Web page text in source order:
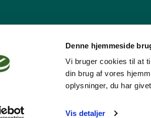
Denne hjemmeside
Vi bruger cookies til at
din brug af vores
oplysninger, du har
Vis detaljer
Dansk Psykoterapeutforening